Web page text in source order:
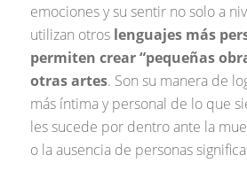
emociones y su sentir no solo a
utilizan otros lenguajes más
permiten crear “pequeñas
otras artes. Son su manera de
más íntima y personal de lo que
les sucede por dentro ante la
o la ausencia de personas